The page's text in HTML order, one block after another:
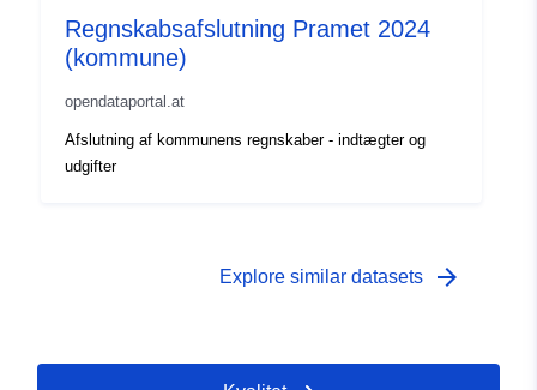
Regnskabsafslutning Pramet 2024
(kommune)
opendataportal.at
Afslutning af kommunens regnskaber - indtægter og
udgifter
Explore similar datasets arrow_forward